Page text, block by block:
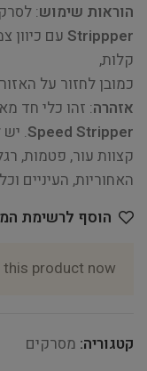
הוראות שימוש:
Strippper עם כיוון
קלות,
כמובן לחזור על
אזהרה: זהו כלי חד
Speed Stripper
.
קצוות עור, פטמות,
האחוריות, העיניים
הוסף לרשימת
product now!
קטגוריה: מסרקים